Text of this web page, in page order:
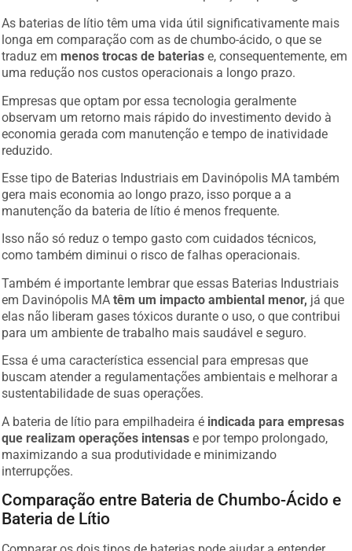
As baterias de lítio têm uma vida útil significativamente mais
longa em comparação com as de chumbo-ácido, o que se
traduz em menos trocas de baterias e, consequentemente, em
uma redução nos custos operacionais a longo prazo.
Empresas que optam por essa tecnologia geralmente
observam um retorno mais rápido do investimento devido à
economia gerada com manutenção e tempo de inatividade
reduzido.
Esse tipo de Baterias Industriais em Davinópolis MA também
gera mais economia ao longo prazo, isso porque a a
manutenção da bateria de lítio é menos frequente.
Isso não só reduz o tempo gasto com cuidados técnicos,
como também diminui o risco de falhas operacionais.
Também é importante lembrar que essas Baterias Industriais
em Davinópolis MAtêm um impacto ambiental menor, já que
elas não liberam gases tóxicos durante o uso, o que contribui
para um ambiente de trabalho mais saudável e seguro.
Essa é uma característica essencial para empresas que
buscam atender a regulamentações ambientais e melhorar a
sustentabilidade de suas operações.
A bateria de lítio para empilhadeira é indicada para empresas
que realizam operações intensas e por tempo prolongado,
maximizando a sua produtividade e minimizando
interrupções.
Comparação entre Bateria de Chumbo-Ácido e
Bateria de Lítio
Comparar os dois tipos de baterias pode ajudar a entender